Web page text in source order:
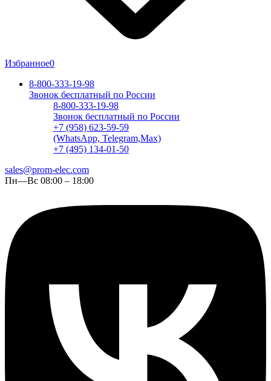
Избранное0
8-800-333-19-98
Звонок бесплатный по России
8-800-333-19-98
Звонок бесплатный по России
+7 (958) 623-59-59
(WhatsApp, Telegram,Max)
+7 (495) 134-01-50
sales@prom-elec.com
Пн—Вс 08:00 – 18:00